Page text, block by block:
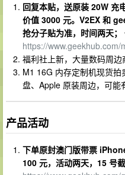
回复本贴，送原装 20W 充
价值 3000 元。V2EX 和
抢分子贴为准，时间两天；
https://www.geekhub.com/
福利社上新，大量数码周边
M1 16G 内存定制机现货
盘、Apple 原装周边，可能
产品活动
下单原封澳门版带票
100 元，活动两天，15 号截